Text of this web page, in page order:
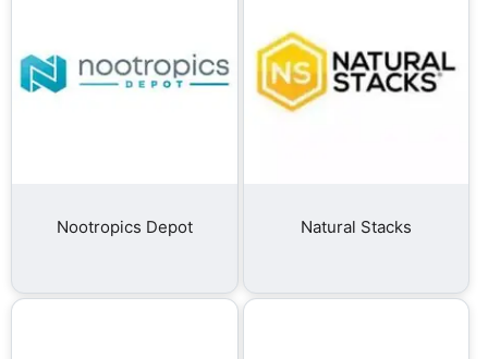
Nootropics Depot Natural Stacks